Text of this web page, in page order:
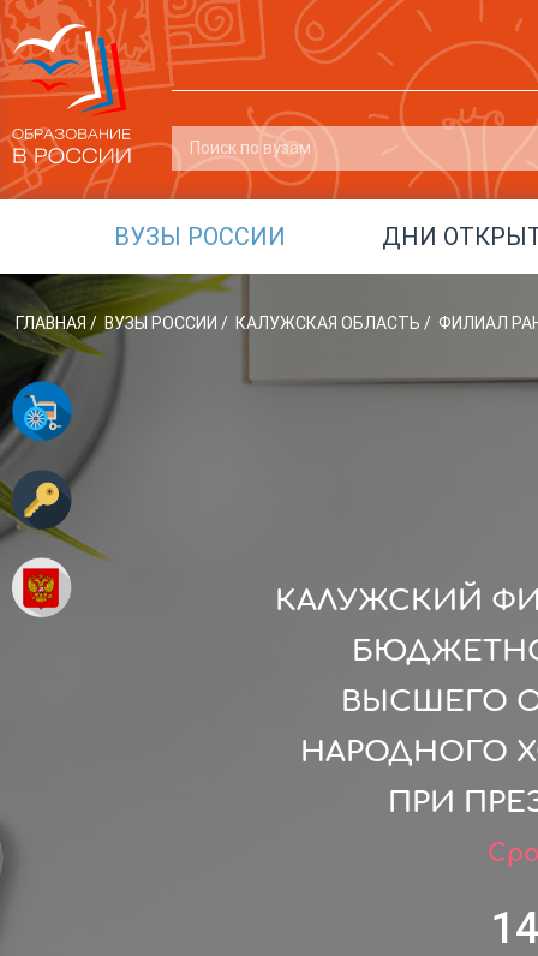
ВУЗЫ РОССИИ ДНИ
ГЛАВНАЯ / ВУЗЫ РОССИИ / КАЛУЖСКАЯ ОБЛАСТЬ / ФИЛИАЛ
КАЛУЖСКИЙ
ВЫСШЕГО
НАРОДНОГО
ПРИ